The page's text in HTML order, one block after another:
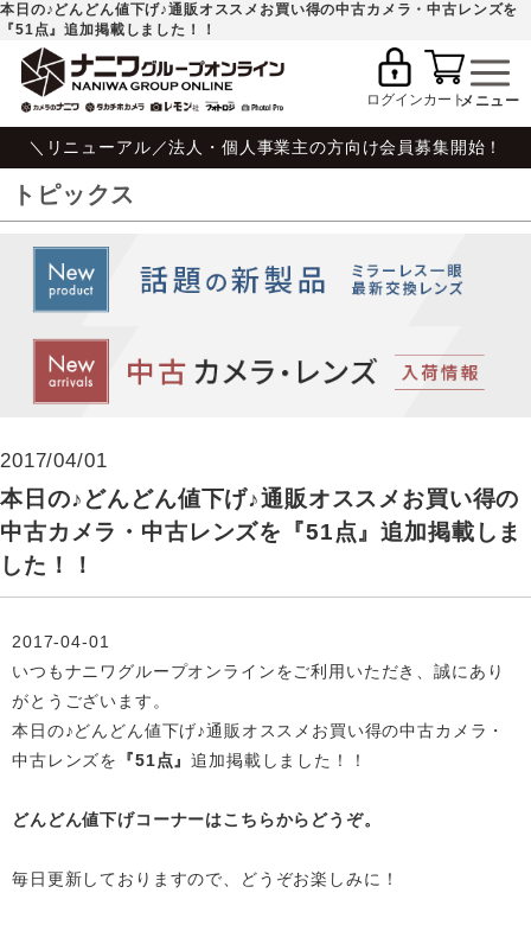
本日の♪どんどん値下げ♪通販オススメお買い得の中古カメラ・中古レンズを
『51点』追加掲載しました！！
ログインカート
＼リニューアル／法人・個人事業主の方向け会員募集開始！
トピックス
2017/04/01
本日の♪どんどん値下げ♪通販オススメお買い得の
中古カメラ・中古レンズを『51点』追加掲載しま
した！！
2017-04-01
いつもナニワグループオンラインをご利用いただき、誠にあり
がとうございます。
本日の♪どんどん値下げ♪通販オススメお買い得の中古カメラ・
中古レンズを
『51点』追加掲載 しました！！
どんどん値下げコーナーはこちらからどうぞ。
毎日更新しておりますので、どうぞお楽しみに！